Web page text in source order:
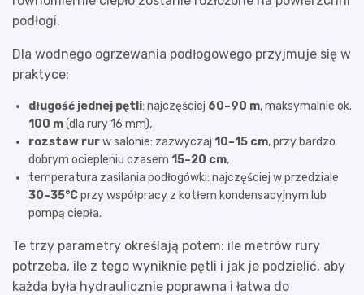
podłogi.
Dla wodnego ogrzewania podłogowego przyjmuje się w
praktyce:
długość jednej pętli: najczęściej 60–90 m, maksymalnie ok.
100 m(dla rury 16 mm),
rozstaw rurw salonie: zazwyczaj 10–15 cm, przy bardzo
dobrym ociepleniu czasem 15–20 cm,
temperatura zasilania podłogówki: najczęściej w przedziale
30–35°Cprzy współpracy z kotłem kondensacyjnym lub
pompą ciepła.
Te trzy parametry określają potem: ile metrów rury
potrzeba, ile z tego wyniknie pętli i jak je podzielić, aby
każda była hydraulicznie poprawna i łatwa do